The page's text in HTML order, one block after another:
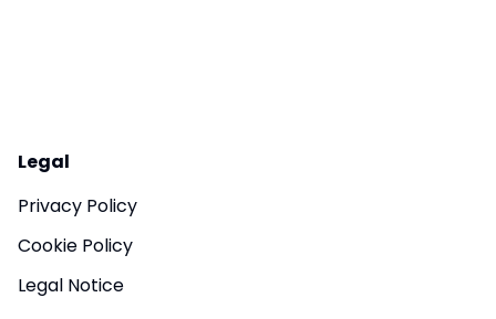
Legal
Privacy Policy
Cookie Policy
Legal Notice